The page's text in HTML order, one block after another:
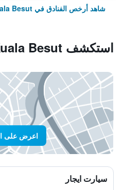
شاهد أرخص الفنادق في Kuala Besut
استكشف Kuala Besut
اعرض على
سيارت ايجار